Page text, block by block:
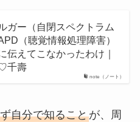
note（ノート）
ガー（自閉スペクトラム
（聴覚情報処理障害）
伝えてこなかったわけ｜
千壽
自分で知ることが、周